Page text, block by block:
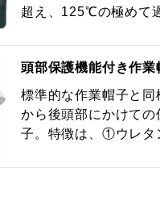
超え、125℃の極めて
頭部保護機能付き作業
標準的な作業帽子と
から後頭部にかけて
子。特徴は、①ウレタ